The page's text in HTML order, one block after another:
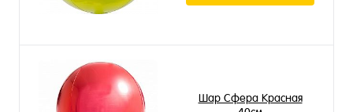
Шар Сфера Красная